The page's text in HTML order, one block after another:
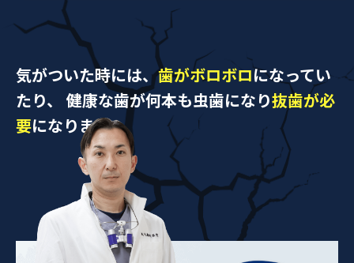
気がついた時には、歯がボロボロになってい
たり、
健康な歯が何本も虫歯になり抜歯が必
要になります。